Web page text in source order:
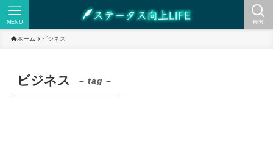
検索
MENU
ホーム ビジネス
ビジネス – tag –